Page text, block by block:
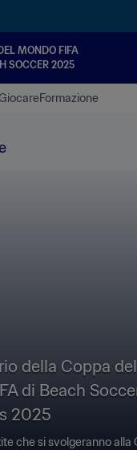
MONDO FIFA
SOCCER 2025
Formazione
della Coppa del
di Beach
2025
che si svolgeranno alla